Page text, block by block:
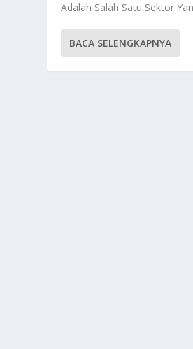
Adalah Salah Satu Sektor
BACA SELENGKAPNYA